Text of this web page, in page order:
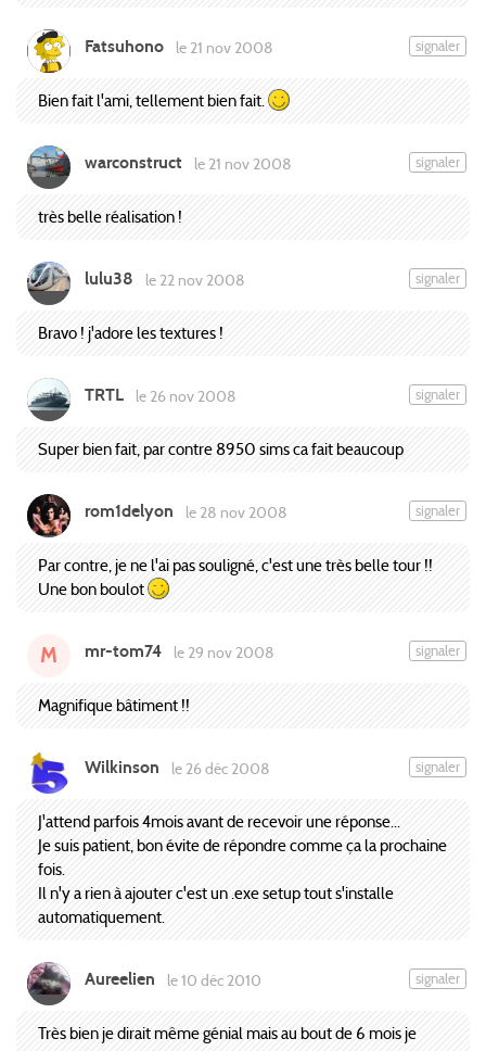
Fatsuhono le 21 nov 2008 signaler
Bien fait l'ami, tellement bien fait.
warconstruct le 21 nov 2008 signaler
très belle réalisation !
lulu38 le 22 nov 2008 signaler
Bravo ! j'adore les textures !
TRTL le 26 nov 2008 signaler
Super bien fait, par contre 8950 sims ca fait beaucoup
rom1delyon le 28 nov 2008 signaler
Par contre, je ne l'ai pas souligné, c'est une très belle tour !!
Une bon boulot
M mr-tom74 le 29 nov 2008 signaler
Magnifique bâtiment !!
Wilkinson le 26 déc 2008 signaler
J'attend parfois 4mois avant de recevoir une réponse...
Je suis patient, bon évite de répondre comme ça la prochaine
fois.
Il n'y a rien à ajouter c'est un .exe setup tout s'installe
automatiquement.
Aureelien le 10 déc 2010 signaler
Très bien je dirait même génial mais au bout de 6 mois je